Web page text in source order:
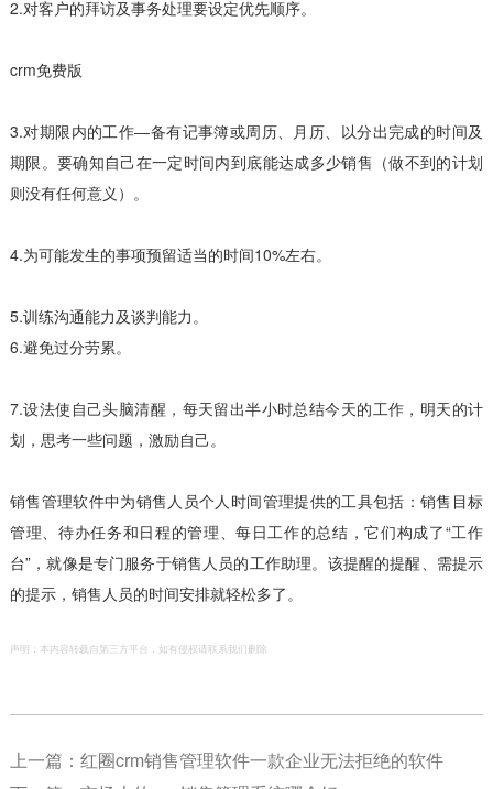
2.对客户的拜访及事务处理要设定优先顺序。
crm免费版
3.对期限内的工作―备有记事簿或周历、月历、以分出完成的时间及
期限。要确知自己在一定时间内到底能达成多少销售（做不到的计划
则没有任何意义）。
4.为可能发生的事项预留适当的时间10%左右。
5.训练沟通能力及谈判能力。
6.避免过分劳累。
7.设法使自己头脑清醒，每天留出半小时总结今天的工作，明天的计
划，思考一些问题，激励自己。
销售管理软件中为销售人员个人时间管理提供的工具包括：销售目标
管理、待办任务和日程的管理、每日工作的总结，它们构成了“工作
台”，就像是专门服务于销售人员的工作助理。该提醒的提醒、需提示
的提示，销售人员的时间安排就轻松多了。
声明：本内容转载自第三方平台，如有侵权请联系我们删除
上一篇： 红圈crm销售管理软件一款企业无法拒绝的软件